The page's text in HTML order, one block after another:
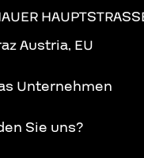
Austria, EU
Unternehmen
Sie uns?